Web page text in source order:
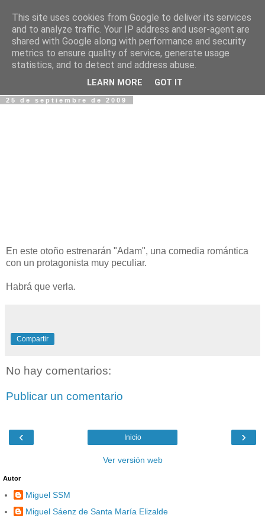
Fotos y Cosas
Miguel Sáenz de Santa María Elizalde
"Un blog es como un diario, pero sin candado".
25 de septiembre de 2009
En este otoño estrenarán "Adam", una comedia romántica
con un protagonista muy peculiar.
Habrá que verla.
Compartir
No hay comentarios:
Publicar un comentario
‹ ›
Inicio
Ver versión web
Autor
Miguel SSM
Miguel Sáenz de Santa María Elizalde
This site uses cookies from Google to deliver its services
and to analyze traffic. Your IP address and user-agent are
shared with Google along with performance and security
metrics to ensure quality of service, generate usage
statistics, and to detect and address abuse.
LEARN MORE GOT IT